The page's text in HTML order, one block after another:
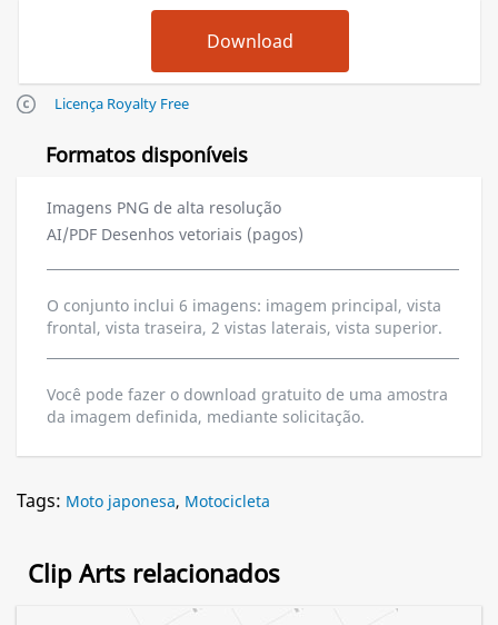
Licença Royalty Free
Formatos disponíveis
Imagens PNG de alta resolução
AI/PDF Desenhos vetoriais (pagos)
O conjunto inclui 6 imagens: imagem principal, vista
frontal, vista traseira, 2 vistas laterais, vista superior.
Você pode fazer o download gratuito de uma amostra
da imagem definida, mediante solicitação.
Tags: Moto japonesa, Motocicleta
Clip Arts relacionados